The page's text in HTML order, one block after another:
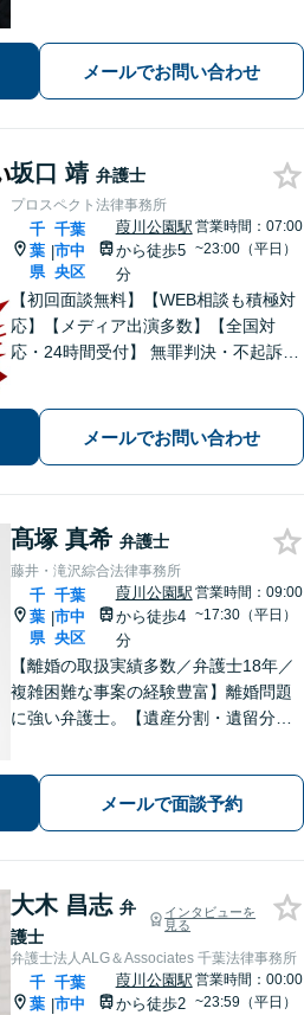
メールでお問い合わせ
坂口 靖 弁護士
プロスペクト法律事務所
千
葉
県
|
千葉
市中
央区
葭川公園駅
から徒歩5
分
営業時間：07:00
~23:00（平日）
【初回面談無料】【WEB相談も積極対
応】【メディア出演多数】【全国対
応・24時間受付】 無罪判決・不起訴多
結果へ。粘り強く、鋭く、そして迅速
に。明朗な料金体系で安心サポート。
メールでお問い合わせ
髙塚 真希 弁護士
藤井・滝沢綜合法律事務所
千
葉
県
|
千葉
市中
央区
葭川公園駅
から徒歩4
分
営業時間：09:00
~17:30（平日）
【離婚の取扱実績多数／弁護士18年／
複雑困難な事案の経験豊富】離婚問題
に強い弁護士。【遺産分割・遺留分・
寄り添って的確にアドバイスし、最善
の解決に導きます。【千葉駅徒歩13
メールで面談予約
大木 昌志 弁
護士
インタビューを
見る
弁護士法人ALG＆Associates 千葉法律事務所
千
葉 |
千葉
市中
葭川公園駅
から徒歩2
営業時間：00:00
~23:59（平日）